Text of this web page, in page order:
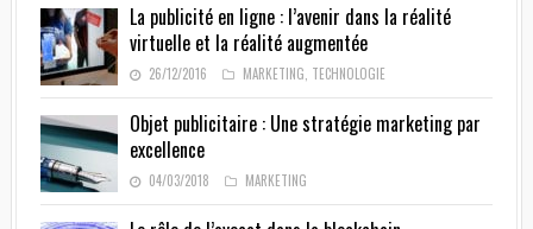
La publicité en ligne : l’avenir dans la réalité
virtuelle et la réalité augmentée
26/12/2016 MARKETING TECHNOLOGIE
Objet publicitaire : Une stratégie marketing par
excellence
04/03/2018 MARKETING